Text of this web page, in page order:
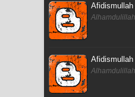
Afidismullah
Afidismullah